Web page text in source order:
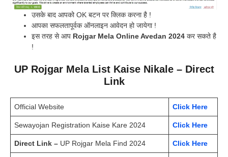
उसके बाद आपको OK बटन पर क्लिक करना है !
आपका सफलतापूर्वक ऑनलाइन आवेदन हो जायेगा !
इस तरह से आप Rojgar Mela Online Avedan 2024 कर सकते है
!
UP Rojgar Mela List Kaise Nikale – Direct
Link
Official Website Click Here
Sewayojan Registration Kaise Kare 2024 Click Here
Direct Link – UP Rojgar Mela Find 2024 Click Here